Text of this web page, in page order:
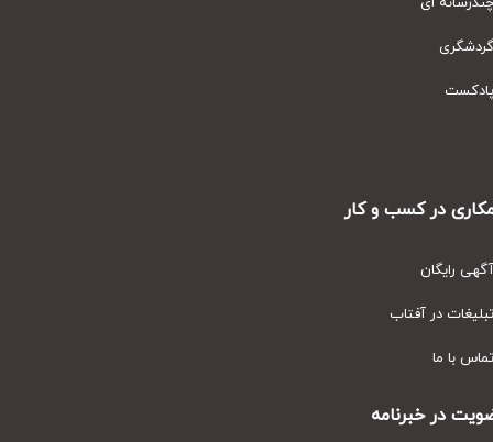
در کسب و کار
رایگان
در آفتاب
با ما
در خبرنامه